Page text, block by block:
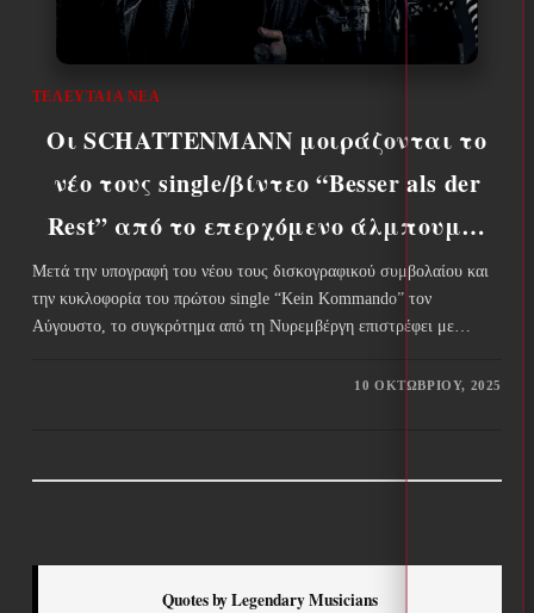
ΤΕΛΕΥΤΑΊΑ ΝΈΑ
Οι SCHATTENMANN μοιράζονται το
νέο τους single/βίντεο “Besser als der
Rest” από το επερχόμενο άλμπουμ…
Μετά την υπογραφή του νέου τους δισκογραφικού συμβολαίου και
την κυκλοφορία του πρώτου single “Kein Kommando” τον
Αύγουστο, το συγκρότημα από τη Νυρεμβέργη επιστρέφει με…
10 ΟΚΤΩΒΡΊΟΥ, 2025
Quotes by Legendary Musicians